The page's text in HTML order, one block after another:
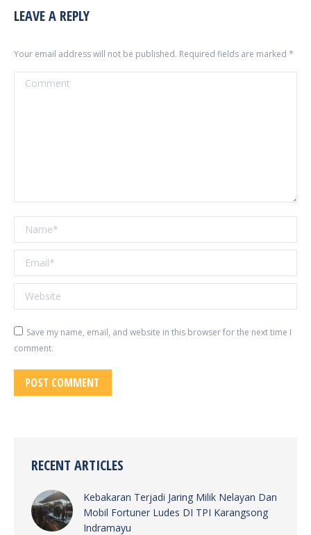
LEAVE A REPLY
Your email address will not be published. Required fields are marked *
Comment
Name *
Email *
Website
Save my name, email, and website in this browser for the next time I
comment.
POST COMMENT
RECENT ARTICLES
Kebakaran Terjadi Jaring Milik Nelayan Dan
Mobil Fortuner Ludes DI TPI Karangsong
Indramayu